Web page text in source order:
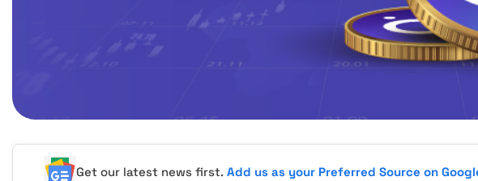
Get our latest news first.Add us as your Preferred Source on